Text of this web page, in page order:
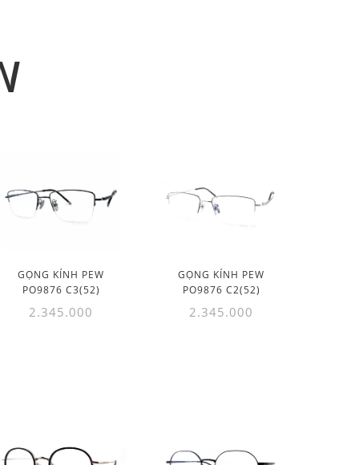
GỌNG KÍNH PEW
PO9876 C3(52)
2.345.000
GỌNG KÍNH PEW
PO9876 C2(52)
2.345.000